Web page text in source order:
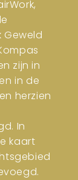
Geweld
zijn in
in de
herzien
In
kaart